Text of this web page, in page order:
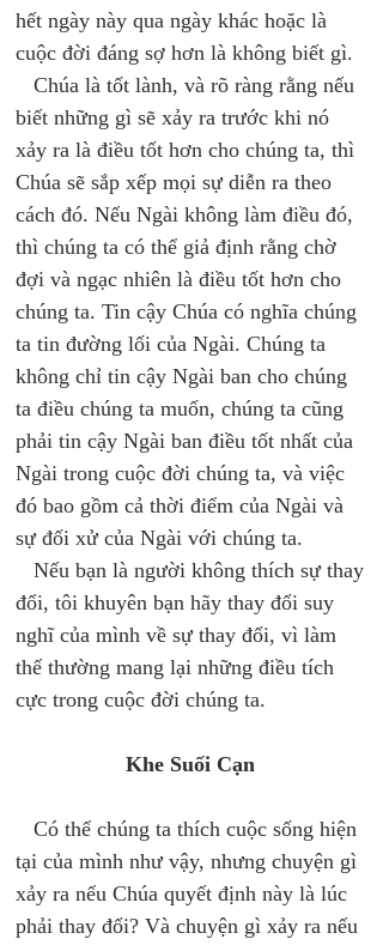
hết ngày này qua ngày khác hoặc là
cuộc đời đáng sợ hơn là không biết gì.
Chúa là tốt lành, và rõ ràng rằng nếu
biết những gì sẽ xảy ra trước khi nó
xảy ra là điều tốt hơn cho chúng ta, thì
Chúa sẽ sắp xếp mọi sự diễn ra theo
cách đó. Nếu Ngài không làm điều đó,
thì chúng ta có thể giả định rằng chờ
đợi và ngạc nhiên là điều tốt hơn cho
chúng ta. Tin cậy Chúa có nghĩa chúng
ta tin đường lối của Ngài. Chúng ta
không chỉ tin cậy Ngài ban cho chúng
ta điều chúng ta muốn, chúng ta cũng
phải tin cậy Ngài ban điều tốt nhất của
Ngài trong cuộc đời chúng ta, và việc
đó bao gồm cả thời điểm của Ngài và
sự đối xử của Ngài với chúng ta.
Nếu bạn là người không thích sự thay
đổi, tôi khuyên bạn hãy thay đổi suy
nghĩ của mình về sự thay đổi, vì làm
thế thường mang lại những điều tích
cực trong cuộc đời chúng ta.
Khe Suối Cạn
Có thể chúng ta thích cuộc sống hiện
tại của mình như vậy, nhưng chuyện gì
xảy ra nếu Chúa quyết định này là lúc
phải thay đổi? Và chuyện gì xảy ra nếu